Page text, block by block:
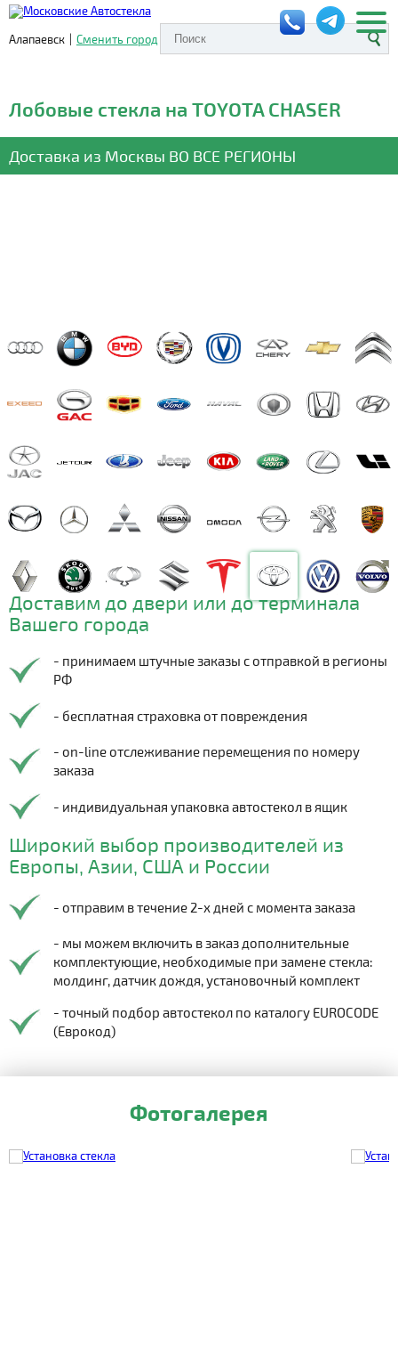
Алапаевск | Сменить город
Лобовые стекла на TOYOTA CHASER
Доставка из Москвы ВО ВСЕ РЕГИОНЫ
Доставим до двери или до терминала
Вашего города
- принимаем штучные заказы с отправкой в регионы
РФ
- бесплатная страховка от повреждения
- on-line отслеживание перемещения по номеру
заказа
- индивидуальная упаковка автостекол в ящик
Широкий выбор производителей из
Европы, Азии, США и России
- отправим в течение 2-х дней с момента заказа
- мы можем включить в заказ дополнительные
комплектующие, необходимые при замене стекла:
молдинг, датчик дождя, установочный комплект
- точный подбор автостекол по каталогу EUROCODE
(Еврокод)
Фотогалерея